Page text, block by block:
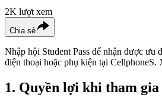
2K lượt xem
Chia sẻ
Nhập hội Student Pass để nhận được ưu
điện thoại hoặc phụ kiện tại CellphoneS.
1. Quyền lợi khi tham gia